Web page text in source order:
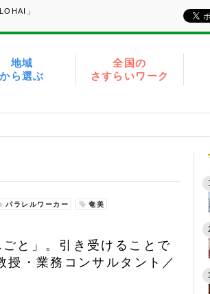
」
地域
から選ぶ
全国の
さすらいワーク
パラレルワーカー 奄美
と」。引き受けることで
授・業務コンサルタント／